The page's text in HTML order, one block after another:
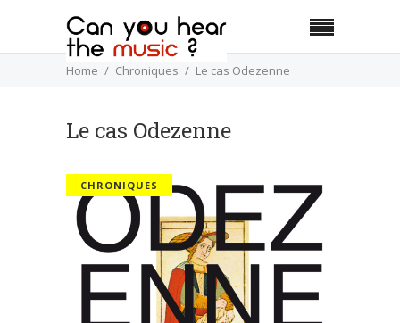
Home Chroniques Le cas Odezenne
Le cas Odezenne
CHRONIQUES